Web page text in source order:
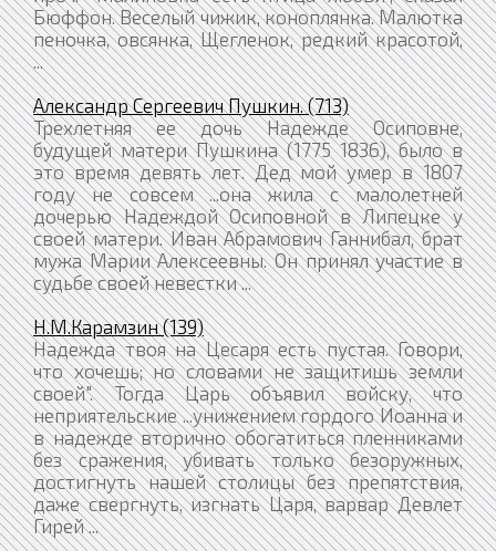
Бюффон. Веселый чижик, коноплянка. Малютка
пеночка, овсянка, Щегленок, редкий красотой,
...
Александр Сергеевич Пушкин. (713)
Трехлетняя ее дочь Надежде Осиповне,
будущей матери Пушкина (1775 1836), было в
это время девять лет. Дед мой умер в 1807
году не совсем ...она жила с малолетней
дочерью Надеждой Осиповной в Липецке у
своей матери. Иван Абрамович Ганнибал, брат
мужа Марии Алексеевны. Он принял участие в
судьбе своей невестки ...
Н.М.Карамзин (139)
Надежда твоя на Цесаря есть пустая. Говори,
что хочешь; но словами не защитишь земли
своей". Тогда Царь объявил войску, что
неприятельские ...унижением гордого Иоанна и
в надежде вторично обогатиться пленниками
без сражения, убивать только безоружных,
достигнуть нашей столицы без препятствия,
даже свергнуть, изгнать Царя, варвар Девлет
Гирей ...